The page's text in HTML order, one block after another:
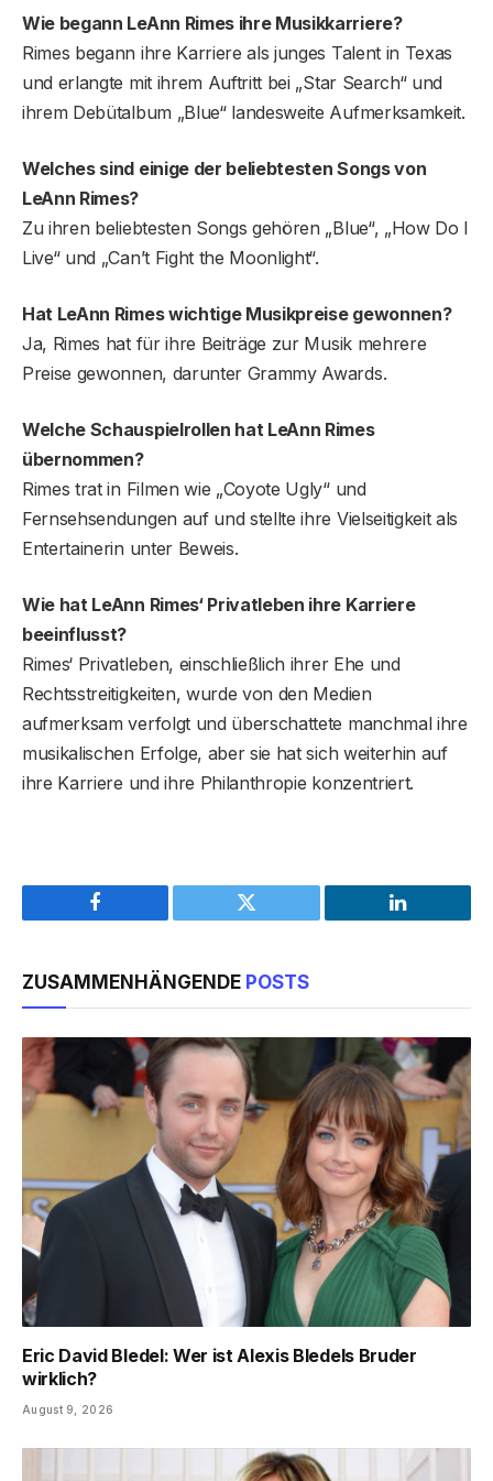
Wie begann LeAnn Rimes ihre Musikkarriere?
Rimes begann ihre Karriere als junges Talent in Texas
und erlangte mit ihrem Auftritt bei „Star Search“ und
ihrem Debütalbum „Blue“ landesweite Aufmerksamkeit.
Welches sind einige der beliebtesten Songs von
LeAnn Rimes?
Zu ihren beliebtesten Songs gehören „Blue“, „How Do I
Live“ und „Can’t Fight the Moonlight“.
Hat LeAnn Rimes wichtige Musikpreise gewonnen?
Ja, Rimes hat für ihre Beiträge zur Musik mehrere
Preise gewonnen, darunter Grammy Awards.
Welche Schauspielrollen hat LeAnn Rimes
übernommen?
Rimes trat in Filmen wie „Coyote Ugly“ und
Fernsehsendungen auf und stellte ihre Vielseitigkeit als
Entertainerin unter Beweis.
Wie hat LeAnn Rimes‘ Privatleben ihre Karriere
beeinflusst?
Rimes‘ Privatleben, einschließlich ihrer Ehe und
Rechtsstreitigkeiten, wurde von den Medien
aufmerksam verfolgt und überschattete manchmal ihre
musikalischen Erfolge, aber sie hat sich weiterhin auf
ihre Karriere und ihre Philanthropie konzentriert.
Facebook Twitter LinkedIn
ZUSAMMENHÄNGENDE POSTS
Eric David Bledel: Wer ist Alexis Bledels Bruder
wirklich?
August 9, 2026